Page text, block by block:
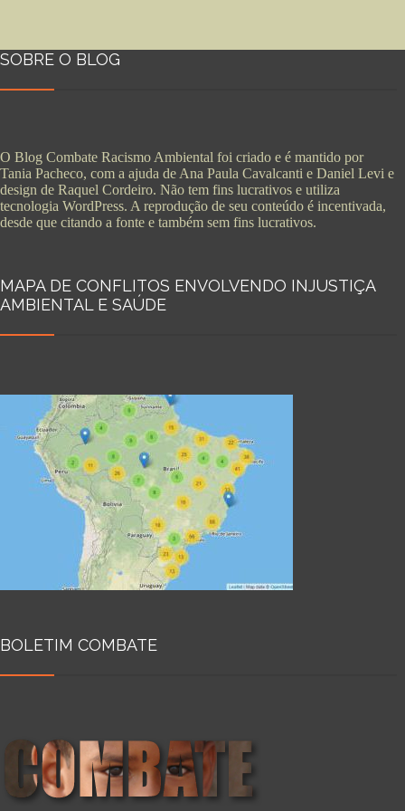
SOBRE O BLOG
O Blog Combate Racismo Ambiental foi criado e é mantido por
Tania Pacheco, com a ajuda de Ana Paula Cavalcanti e Daniel Levi e
design de Raquel Cordeiro. Não tem fins lucrativos e utiliza
tecnologia WordPress. A reprodução de seu conteúdo é incentivada,
desde que citando a fonte e também sem fins lucrativos.
MAPA DE CONFLITOS ENVOLVENDO INJUSTIÇA
AMBIENTAL E SAÚDE
BOLETIM COMBATE